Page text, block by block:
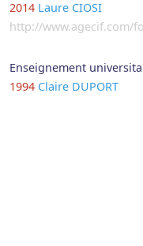
2014 Laure CIOSI
http://www.agecif.com/
Enseignement
1994 Claire DUPORT